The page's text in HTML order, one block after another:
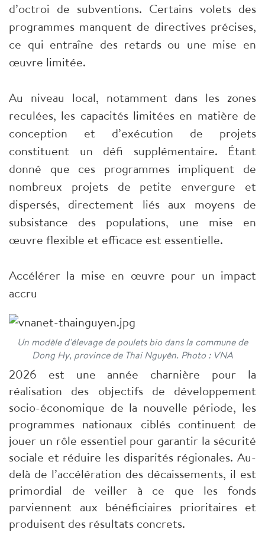
d’octroi de subventions. Certains volets des
programmes manquent de directives précises,
ce qui entraîne des retards ou une mise en
œuvre limitée.
Au niveau local, notamment dans les zones
reculées, les capacités limitées en matière de
conception et d’exécution de projets
constituent un défi supplémentaire. Étant
donné que ces programmes impliquent de
nombreux projets de petite envergure et
dispersés, directement liés aux moyens de
subsistance des populations, une mise en
œuvre flexible et efficace est essentielle.
Accélérer la mise en œuvre pour un impact
accru
Un modèle d'élevage de poulets bio dans la commune de
Dong Hy, province de Thai Nguyên. Photo : VNA
2026 est une année charnière pour la
réalisation des objectifs de développement
socio-économique de la nouvelle période, les
programmes nationaux ciblés continuent de
jouer un rôle essentiel pour garantir la sécurité
sociale et réduire les disparités régionales. Au-
delà de l’accélération des décaissements, il est
primordial de veiller à ce que les fonds
parviennent aux bénéficiaires prioritaires et
produisent des résultats concrets.